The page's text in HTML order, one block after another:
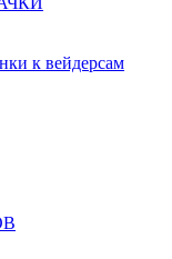
к вейдерсам